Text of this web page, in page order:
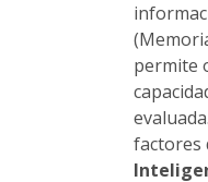
permite
factores